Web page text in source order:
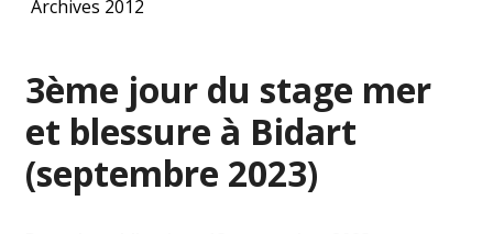
Archives 2012
3ème jour du stage mer
et blessure à Bidart
(septembre 2023)